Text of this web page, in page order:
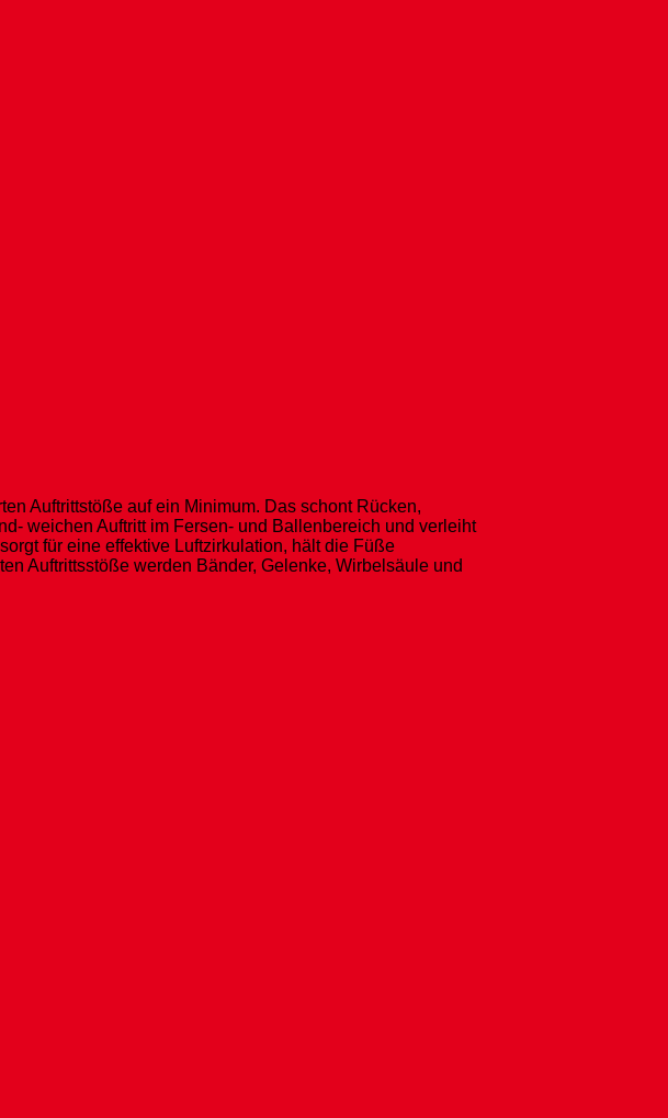
Auftrittstöße auf ein Minimum. Das schont Rücken,
weichen Auftritt im Fersen- und Ballenbereich und verleiht
für eine effektive Luftzirkulation, hält die Füße
Auftrittsstöße werden Bänder, Gelenke, Wirbelsäule und